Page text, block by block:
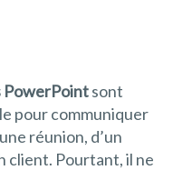
sont
pour communiquer
réunion, d’un
client. Pourtant, il ne